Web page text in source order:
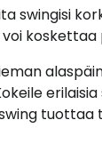
swingisi
erilaisia
tuottaa